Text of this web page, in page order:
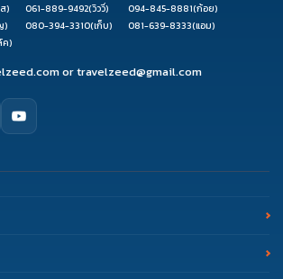
) 061-889-9492(วิววี่) 094-845-8881(ก้อย)
) 080-394-3310(เก็บ) 081-639-8333(แอม)
ค)
ortravelzeed@gmail.com